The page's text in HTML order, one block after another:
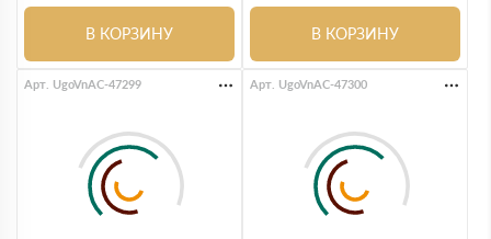
В КОРЗИНУ В КОРЗИНУ
Арт. UgoVnAC-47299 Арт. UgoVnAC-47300